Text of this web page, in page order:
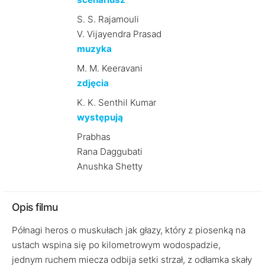
S. S. Rajamouli
V. Vijayendra Prasad
muzyka
M. M. Keeravani
zdjęcia
K. K. Senthil Kumar
występują
Prabhas
Rana Daggubati
Anushka Shetty
Opis filmu
Półnagi heros o muskułach jak głazy, który z piosenką na
ustach wspina się po kilometrowym wodospadzie,
jednym ruchem miecza odbija setki strzał, z odłamka skały